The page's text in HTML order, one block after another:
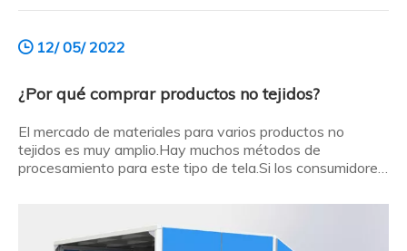
12/ 05/ 2022
¿Por qué comprar productos no tejidos?
El mercado de materiales para varios productos no
tejidos es muy amplio.Hay muchos métodos de
procesamiento para este tipo de tela.Si los consumidores
arreglos razonables de acuerdo con sus propias
necesidades.Entonces, ¿por qué comprar productos no
tejidos? Aquí está el resumen: ¿Por qué comprar n